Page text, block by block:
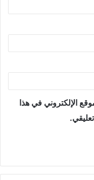
الإلكتروني في هذا